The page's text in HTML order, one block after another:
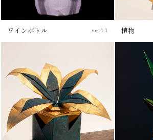
ワインボトル ver1.1 植物